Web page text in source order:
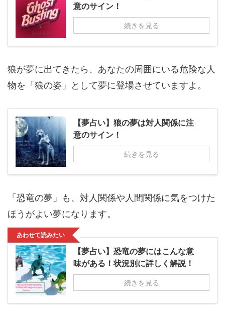
意のサイン！
続きを見る
狼が夢に出てきたら、あなたの周囲にいる危険な人
物を「狼の姿」として夢に登場させていますよ。
【夢占い】狼の夢は対人関係に注
意のサイン！
続きを見る
「恐竜の夢」も、対人関係や人間関係に気をつけた
ほうがよい夢になります。
あわせて読みたい
【夢占い】恐竜の夢にはこんな意
味がある！状況別に詳しく解説！
続きを見る